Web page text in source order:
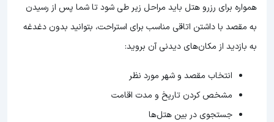
همواره برای رزرو هتل باید مراحل زیر طی شود تا شما پس از رسیدن
به مقصد با داشتن اتاقی مناسب برای استراحت، بتوانید بدون دغدغه
به بازدید از مکان‌های دیدنی آن بروید:
انتخاب مقصد و شهر مورد نظر
مشخص کردن تاریخ و مدت اقامت
جستجوی در بین هتل‌ها